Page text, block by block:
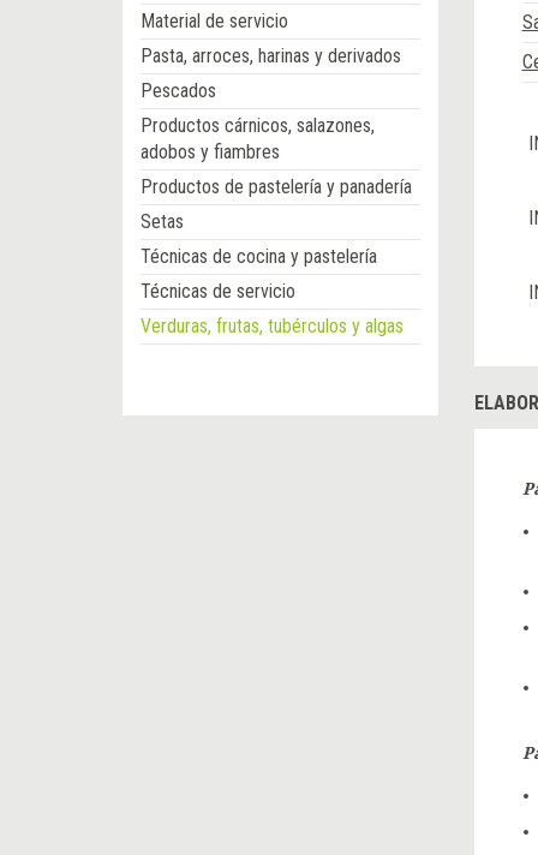
Material de servicio
Pasta, arroces, harinas y derivados
Pescados
Productos cárnicos, salazones,
adobos y fiambres
Productos de pastelería y panadería
Setas
Técnicas de cocina y pastelería
Técnicas de servicio
Verduras, frutas, tubérculos y algas